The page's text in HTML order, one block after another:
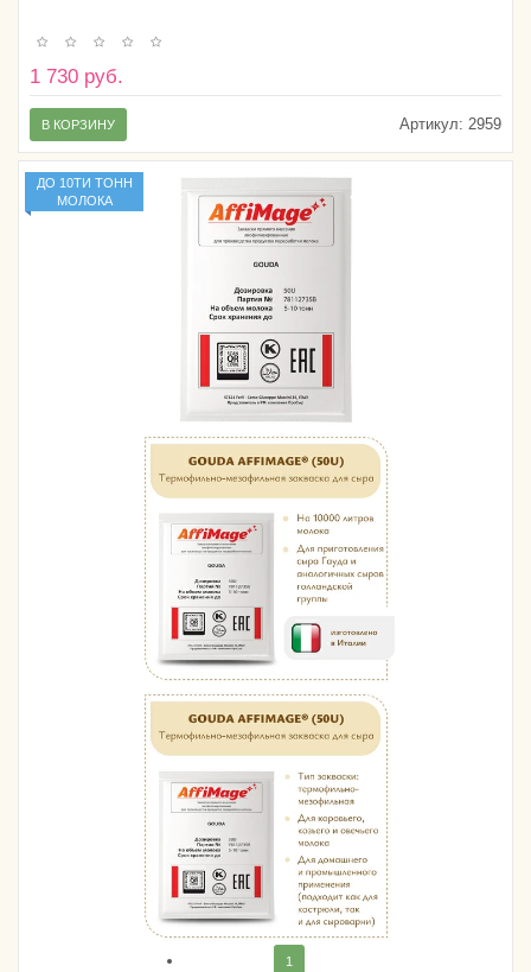
1 730 руб.
Артикул: 2959
В КОРЗИНУ
ДО 10ТИ ТОНН
МОЛОКА
1